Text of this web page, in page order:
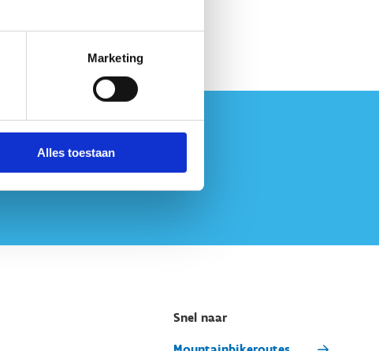
Marketing
Alles toestaan
Snel naar